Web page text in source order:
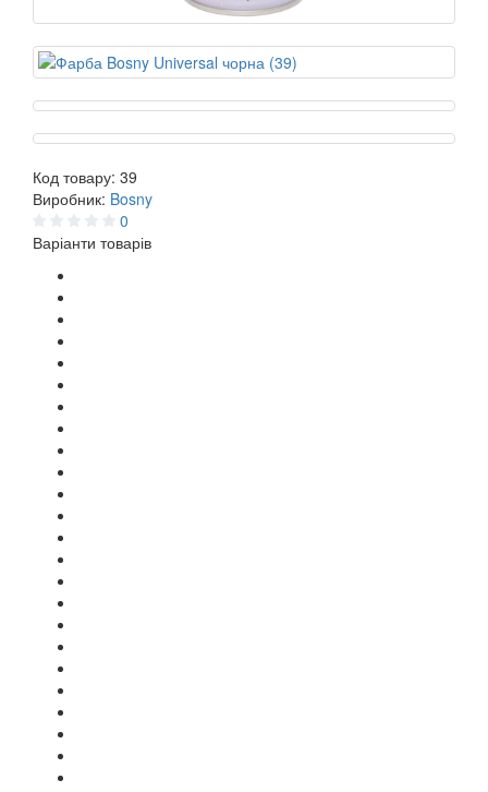
Код товару: 39
Виробник: Bosny
0
Варіанти товарів